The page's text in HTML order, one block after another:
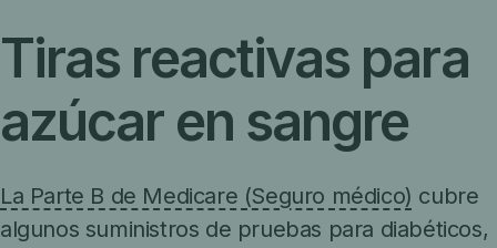
Tiras reactivas para
azúcar en sangre
La Parte B de Medicare (Seguro médico) cubre
algunos suministros de pruebas para diabéticos,